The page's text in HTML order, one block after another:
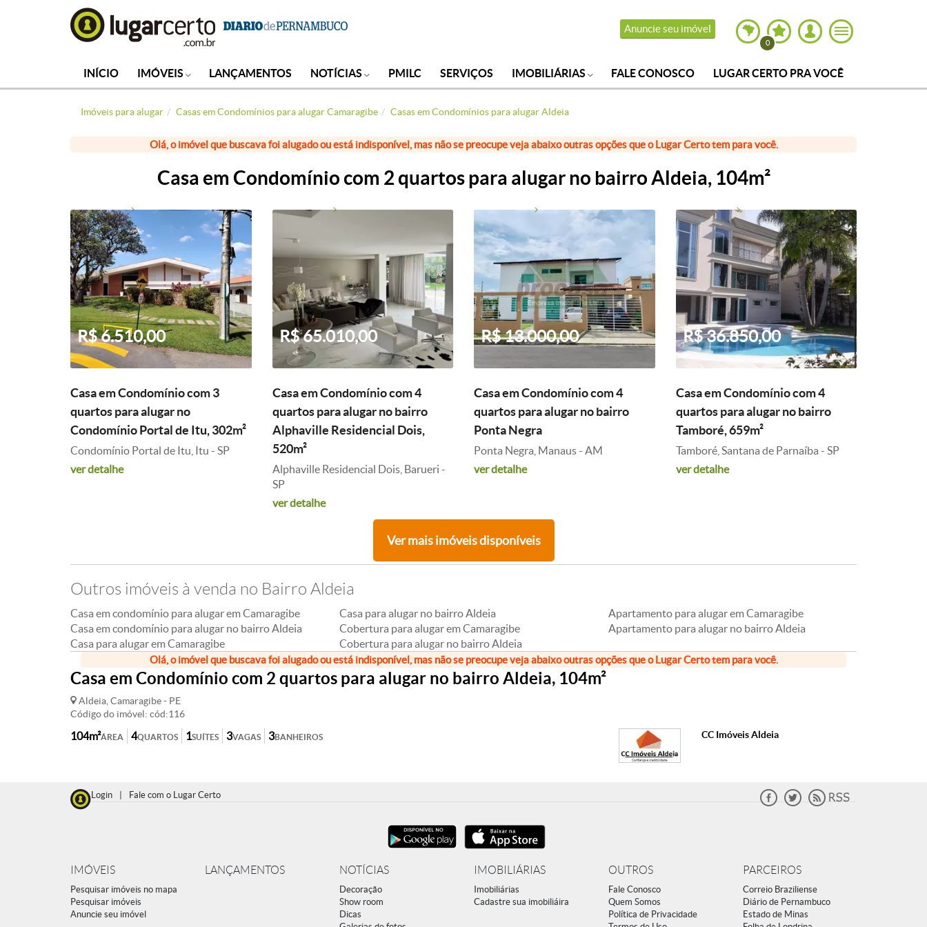
Anuncie seu imóvel
0
INÍCIO IMÓVEIS LANÇAMENTOS NOTÍCIAS PMILC SERVIÇOS IMOBILIÁRIAS FALE CONOSCO LUGAR CERTO PRA VOCÊ
Imóveis para alugar Casas em Condomínios para alugar Camaragibe Casas em Condomínios para alugar Aldeia
Olá, o imóvel que buscava foi alugado ou está indisponível, mas não se preocupe veja abaixo outras opções que o Lugar Certo tem para você.
Casa em Condomínio com 2 quartos para alugar no bairro Aldeia, 104m²
R$ 6.510,00
Casa em Condomínio com 3
quartos para alugar no
Condomínio Portal de Itu, 302m²
Condomínio Portal de Itu, Itu - SP
ver detalhe
R$ 65.010,00
Casa em Condomínio com 4
quartos para alugar no bairro
Alphaville Residencial Dois,
520m²
Alphaville Residencial Dois, Barueri -
SP
ver detalhe
R$ 13.000,00
Casa em Condomínio com 4
quartos para alugar no bairro
Ponta Negra
Ponta Negra, Manaus - AM
ver detalhe
R$ 36.850,00
Casa em Condomínio com 4
quartos para alugar no bairro
Tamboré, 659m²
Tamboré, Santana de Parnaíba - SP
ver detalhe
Ver mais imóveis disponíveis
Outros imóveis à venda no Bairro Aldeia
Casa em condomínio para alugar em Camaragibe
Casa em condomínio para alugar no bairro Aldeia
Casa para alugar em Camaragibe
Casa para alugar no bairro Aldeia
Cobertura para alugar em Camaragibe
Cobertura para alugar no bairro Aldeia
Apartamento para alugar em Camaragibe
Apartamento para alugar no bairro Aldeia
Olá, o imóvel que buscava foi alugado ou está indisponível, mas não se preocupe veja abaixo outras opções que o Lugar Certo tem para você.
Casa em Condomínio com 2 quartos para alugar no bairro Aldeia, 104m²
Aldeia, Camaragibe - PE
Código do imóvel: cód:116
ÁREA
104m² QUARTOS
4 SUÍTES
1 VAGAS
3 BANHEIROS
3 CC Imóveis Aldeia
Login Fale com o Lugar Certo
IMÓVEIS
Pesquisar imóveis no mapa
Pesquisar imóveis
Anuncie seu imóvel
LANÇAMENTOS NOTÍCIAS
Decoração
Show room
Dicas
IMOBILIÁRIAS
Imobiliárias
Cadastre sua imobiliáira
OUTROS
Fale Conosco
Quem Somos
Política de Privacidade
PARCEIROS
Correio Braziliense
Diário de Pernambuco
Estado de Minas